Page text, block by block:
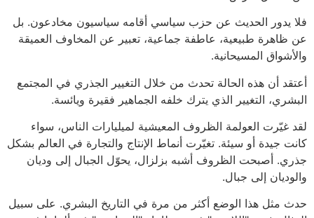
فلا يدور الحديث عن حزب سياسي أقامه سياسيون مخادعون. بل
عن ظاهرة طبيعية، عاطفة جماعية، تعبير عن المخاوف العميقة
والأشواق المسيحانية.
أعتقد أن هذه الحالة تحدث من خلال التغيير الجذري في المجتمع
البشري، التغيير الذي يترك خلفه الجماهير فقيرة ويائسة.
لقد غيّرت العولمة الظروف المعيشية لميليارات الناس، سواء
كانت جيدة أو سيئة. تغيّرت أنماط الإنتاج والتجارة في العالم بشكل
جذري. أصبحت الظروف أشبه بزلزال، يحوّل الجبال إلى وديان
والوديان إلى جبال.
حدث مثل هذا الوضع أكثر من مرة في التاريخ البشري. على سبيل